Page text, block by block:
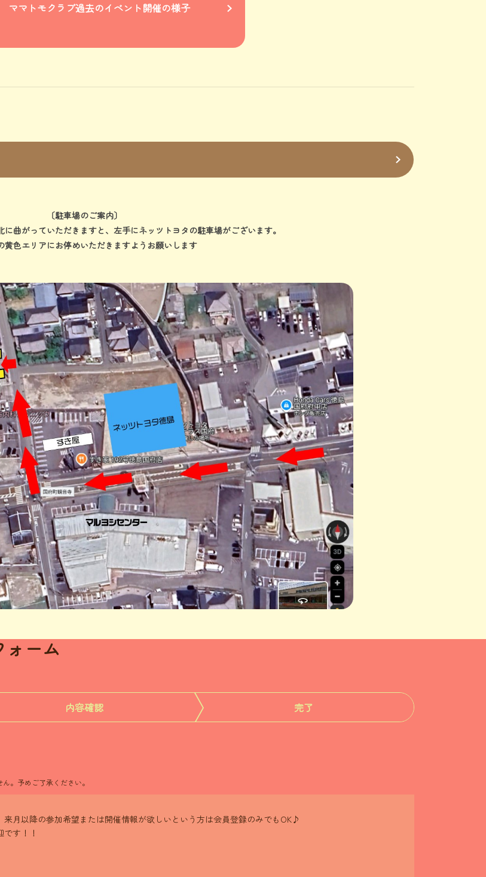
ママトモクラブ過去のイベント開催の様子
〔駐車場のご案内〕
曲がっていただきますと、左手にネッツトヨタの駐車場がございます。
黄色エリアにお停めいただきますようお願いします
ォーム
内容確認 完了
。予めご了承ください。
来月以降の参加希望または開催情報が欲しいという方は会員登録のみでもOK♪
す！！